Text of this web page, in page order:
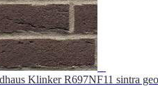
Klinker R697NF11 sintra geo